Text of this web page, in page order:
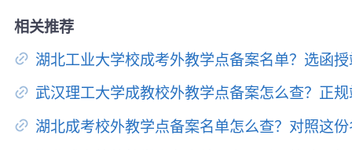
相关推荐
湖北工业大学校成考外教学点备案名单？选函
武汉理工大学成教校外教学点备案怎么查？正
湖北成考校外教学点备案名单怎么查？对照这